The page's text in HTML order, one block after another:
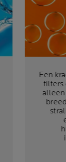
Een
filters